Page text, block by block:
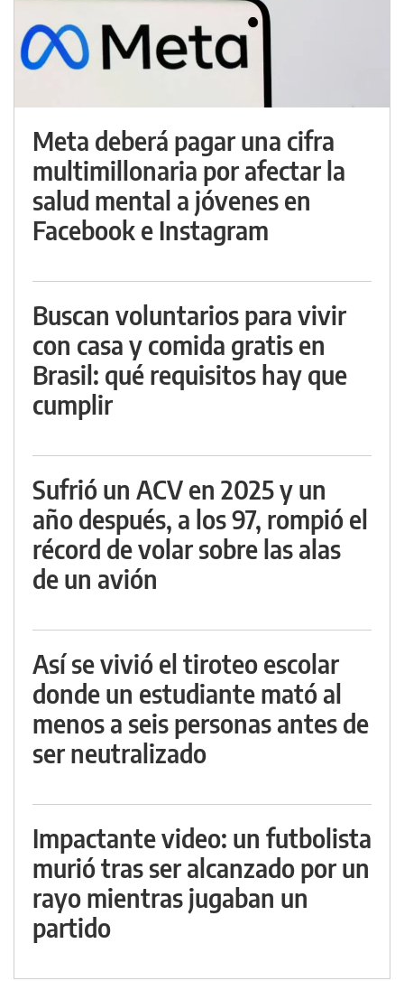
Meta deberá pagar una cifra
multimillonaria por afectar la
salud mental a jóvenes en
Facebook e Instagram
Buscan voluntarios para vivir
con casa y comida gratis en
Brasil: qué requisitos hay que
cumplir
Sufrió un ACV en 2025 y un
año después, a los 97, rompió el
récord de volar sobre las alas
de un avión
Así se vivió el tiroteo escolar
donde un estudiante mató al
menos a seis personas antes de
ser neutralizado
Impactante video: un futbolista
murió tras ser alcanzado por un
rayo mientras jugaban un
partido